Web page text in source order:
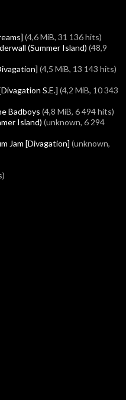
(4,6 MiB, 31 136 hits)
(Summer Island) (48,9
(4,5 MiB, 13 143 hits)
S.E.] (4,2 MiB, 10 343
Badboys (4,8 MiB, 6 494 hits)
Island) (unknown, 6 294
Jam [Divagation] (unknown,